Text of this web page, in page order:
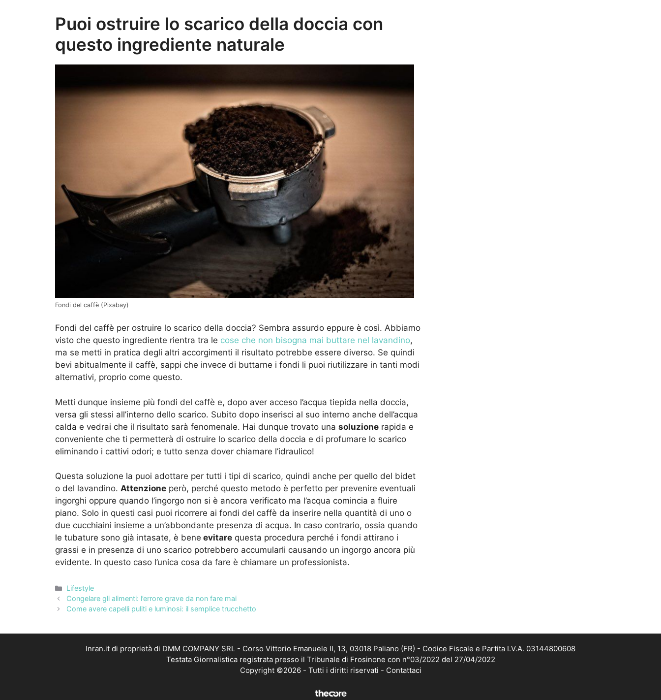
Puoi ostruire lo scarico della doccia con
questo ingrediente naturale
Fondi del caffè (Pixabay)
Fondi del caffè per ostruire lo scarico della doccia? Sembra assurdo eppure è così. Abbiamo
visto che questo ingrediente rientra tra le cose che non bisogna mai buttare nel lavandino,
ma se metti in pratica degli altri accorgimenti il risultato potrebbe essere diverso. Se quindi
bevi abitualmente il caffè, sappi che invece di buttarne i fondi li puoi riutilizzare in tanti modi
alternativi, proprio come questo.
Metti dunque insieme più fondi del caffè e, dopo aver acceso l’acqua tiepida nella doccia,
versa gli stessi all’interno dello scarico. Subito dopo inserisci al suo interno anche dell’acqua
calda e vedrai che il risultato sarà fenomenale. Hai dunque trovato una soluzione rapida e
conveniente che ti permetterà di ostruire lo scarico della doccia e di profumare lo scarico
eliminando i cattivi odori; e tutto senza dover chiamare l’idraulico!
Questa soluzione la puoi adottare per tutti i tipi di scarico, quindi anche per quello del bidet
o del lavandino. Attenzione però, perché questo metodo è perfetto per prevenire eventuali
ingorghi oppure quando l’ingorgo non si è ancora verificato ma l’acqua comincia a fluire
piano. Solo in questi casi puoi ricorrere ai fondi del caffè da inserire nella quantità di uno o
due cucchiaini insieme a un’abbondante presenza di acqua. In caso contrario, ossia quando
le tubature sono già intasate, è bene evitare questa procedura perché i fondi attirano i
grassi e in presenza di uno scarico potrebbero accumularli causando un ingorgo ancora più
evidente. In questo caso l’unica cosa da fare è chiamare un professionista.
Categorie
Lifestyle
Congelare gli alimenti: l’errore grave da non fare mai
Come avere capelli puliti e luminosi: il semplice trucchetto
Inran.it di proprietà di DMM COMPANY SRL - Corso Vittorio Emanuele II, 13, 03018 Paliano (FR) - Codice Fiscale e Partita I.V.A. 03144800608
Testata Giornalistica registrata presso il Tribunale di Frosinone con n°03/2022 del 27/04/2022
Copyright ©2026 - Tutti i diritti riservati - Contattaci